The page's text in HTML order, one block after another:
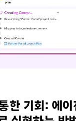
한 기회: 에